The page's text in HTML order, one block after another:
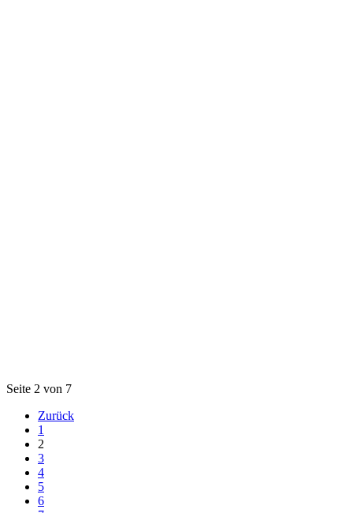
Seite 2 von 7
Zurück
1
2
3
4
5
6